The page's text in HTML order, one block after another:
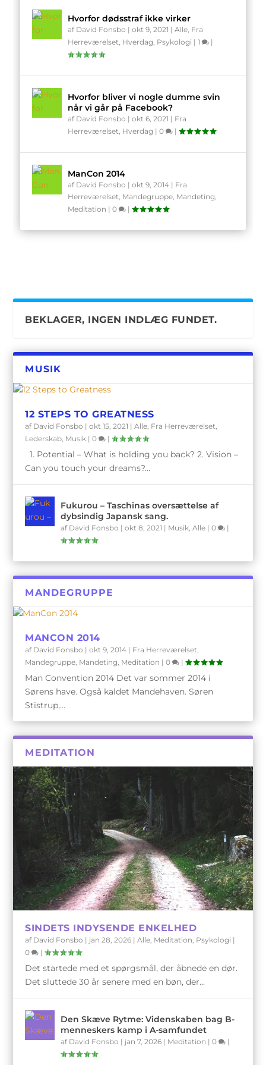
Hvorfor dødsstraf ikke virker
af David Fonsbo |okt 9, 2021 |Alle, Fra
Herreværelset, Hverdag, Psykologi |1 |
Hvorfor bliver vi nogle dumme svin
når vi går på Facebook?
af David Fonsbo |okt 6, 2021 | Fra
Herreværelset, Hverdag |0 |
ManCon 2014
af David Fonsbo |okt 9, 2014 | Fra
Herreværelset, Mandegruppe, Mandeting,
Meditation |0 |
BEKLAGER, INGEN INDLÆG FUNDET.
MUSIK
12 STEPS TO GREATNESS
af David Fonsbo |okt 15, 2021 |Alle, Fra Herreværelset,
Lederskab, Musik |0 |
1. Potential – What is holding you back? 2. Vision –
Can you touch your dreams?...
Fukurou – Taschinas oversættelse af
dybsindig Japansk sang.
af David Fonsbo |okt 8, 2021 | Musik,Alle |0 |
MANDEGRUPPE
MANCON 2014
af David Fonsbo |okt 9, 2014 | Fra Herreværelset,
Mandegruppe, Mandeting, Meditation |0 |
Man Convention 2014 Det var sommer 2014 i
Sørens have. Også kaldet Mandehaven. Søren
Stistrup,...
MEDITATION
SINDETS INDYSENDE ENKELHED
af David Fonsbo | jan 28, 2026 |Alle Meditation Psykologi |
0
|
Det startede med et spørgsmål, der åbnede en dør.
Det sluttede 30 år senere med en bøn, der...
Den Skæve Rytme: Videnskaben bag B-
menneskers kamp i A-samfundet
af David Fonsbo | jan 7, 2026 | Meditation |0 |